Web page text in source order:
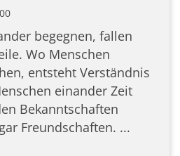
begegnen, fallen
Wo Menschen
entsteht Verständnis
einander Zeit
Bekanntschaften
Freundschaften. ...